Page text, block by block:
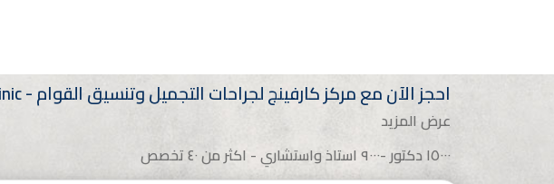
احجز الآن معمركزكارفينج لجراحات التجميل وتنسيق القوام - Carving Clinic
عرض المزيد
١٥٠٠٠ دكتور -٩٠٠٠ استاذ واستشاري - اكثر من ٤٠ تخصص